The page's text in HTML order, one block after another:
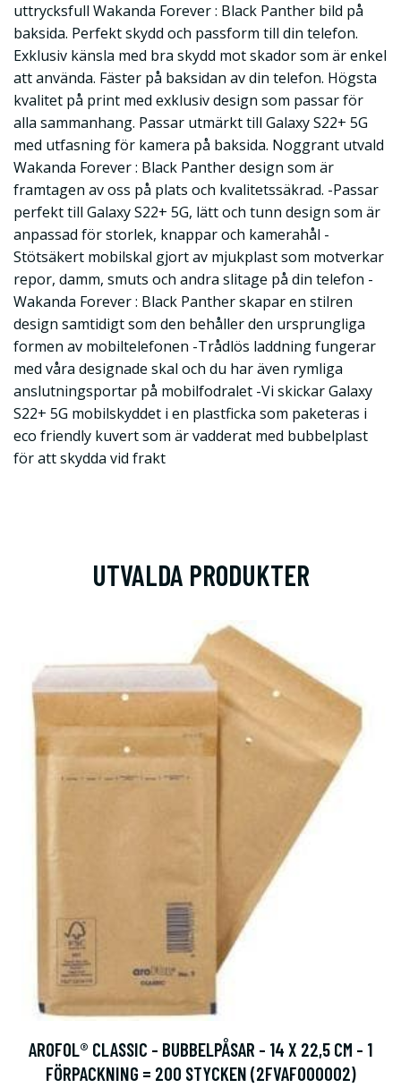
uttrycksfull Wakanda Forever : Black Panther bild på
baksida. Perfekt skydd och passform till din telefon.
Exklusiv känsla med bra skydd mot skador som är enkel
att använda. Fäster på baksidan av din telefon. Högsta
kvalitet på print med exklusiv design som passar för
alla sammanhang. Passar utmärkt till Galaxy S22+ 5G
med utfasning för kamera på baksida. Noggrant utvald
Wakanda Forever : Black Panther design som är
framtagen av oss på plats och kvalitetssäkrad. -Passar
perfekt till Galaxy S22+ 5G, lätt och tunn design som är
anpassad för storlek, knappar och kamerahål -
Stötsäkert mobilskal gjort av mjukplast som motverkar
repor, damm, smuts och andra slitage på din telefon -
Wakanda Forever : Black Panther skapar en stilren
design samtidigt som den behåller den ursprungliga
formen av mobiltelefonen -Trådlös laddning fungerar
med våra designade skal och du har även rymliga
anslutningsportar på mobilfodralet -Vi skickar Galaxy
S22+ 5G mobilskyddet i en plastficka som paketeras i
eco friendly kuvert som är vadderat med bubbelplast
för att skydda vid frakt
UTVALDA PRODUKTER
AROFOL® CLASSIC - BUBBELPÅSAR - 14 X 22,5 CM - 1
FÖRPACKNING = 200 STYCKEN (2FVAF000002)